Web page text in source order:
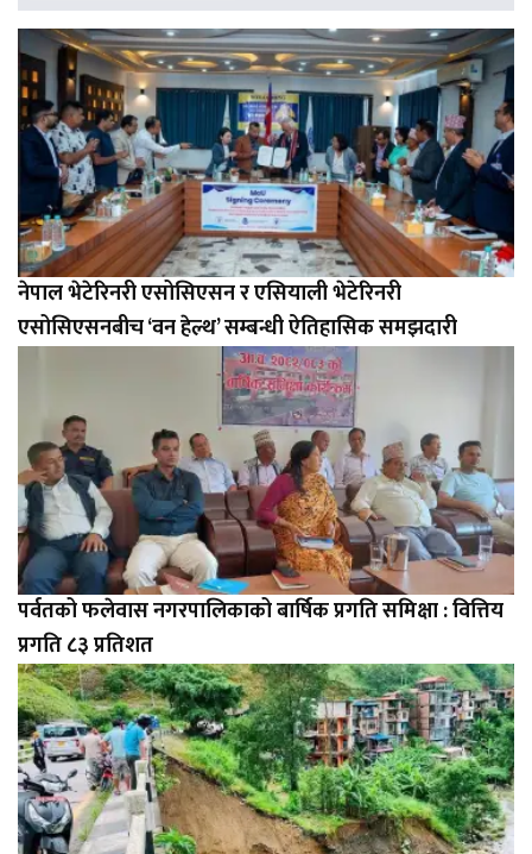
नेपाल भेटेरिनरी एसोसिएसन र एसियाली भेटेरिनरी
एसोसिएसनबीच ‘वन हेल्थ’ सम्बन्धी ऐतिहासिक समझदारी
पर्वतको फलेवास नगरपालिकाको बार्षिक प्रगति समिक्षा : वित्तिय
प्रगति ८३ प्रतिशत